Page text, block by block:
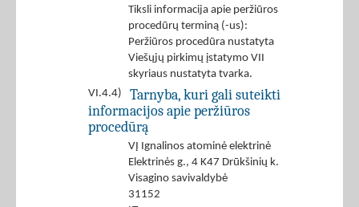
Tiksli informacija apie peržiūros
procedūrų terminą (-us):
Peržiūros procedūra nustatyta
Viešųjų pirkimų įstatymo VII
skyriaus nustatyta tvarka.
VI.4.4)
Tarnyba, kuri gali suteikti
informacijos apie peržiūros
procedūrą
VĮ Ignalinos atominė elektrinė
Elektrinės g., 4 K47 Drūkšinių k.
Visagino savivaldybė
31152